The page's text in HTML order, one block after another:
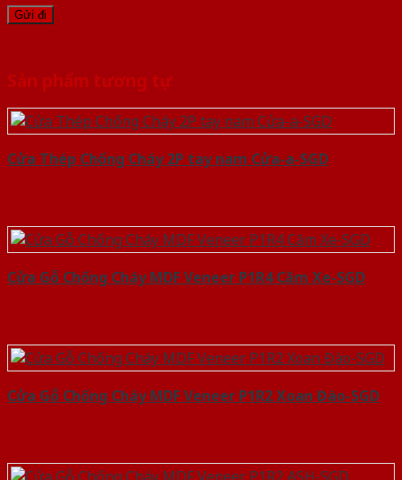
Sản phẩm tương tự
Cửa Thép Chống Cháy 2P tay nam Cửa-a-SGD
Cửa Gỗ Chống Cháy MDF Veneer P1R4 Căm Xe-SGD
Cửa Gỗ Chống Cháy MDF Veneer P1R2 Xoan Đào-SGD